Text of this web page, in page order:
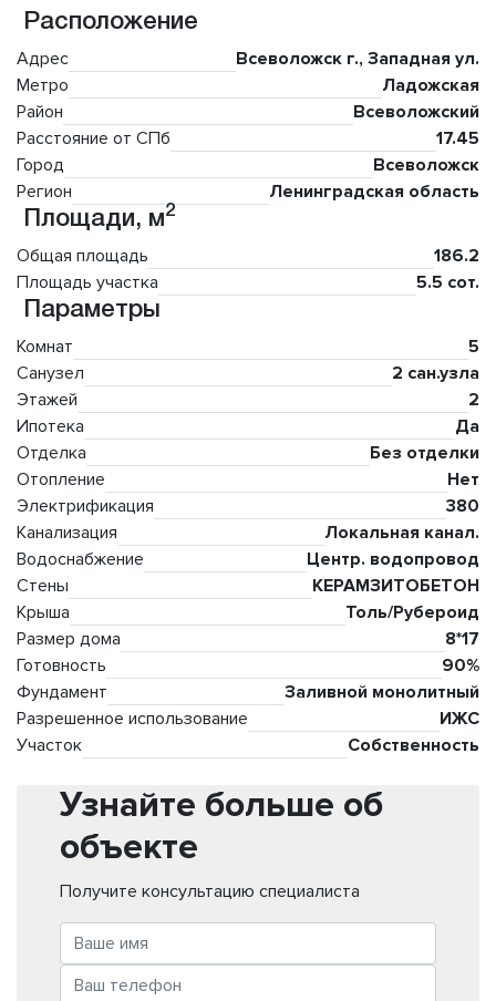
Расположение
Адрес
Всеволожск г., Западная ул.
Метро
Ладожская
Район
Всеволожский
Расстояние от СПб
17.45
Город
Всеволожск
Регион
Ленинградская область
Площади, м2
Общая площадь
186.2
Площадь участка
5.5 сот.
Параметры
Комнат
5
Санузел
2 сан.узла
Этажей
2
Ипотека
Да
Отделка
Без отделки
Отопление
Нет
Электрификация
380
Канализация
Локальная канал.
Водоснабжение
Центр. водопровод
Стены
КЕРАМЗИТОБЕТОН
Крыша
Толь/Рубероид
Размер дома
8*17
Готовность
90%
Фундамент
Заливной монолитный
Разрешенное использование
ИЖС
Участок
Собственность
Узнайте больше об
объекте
Получите консультацию специалиста